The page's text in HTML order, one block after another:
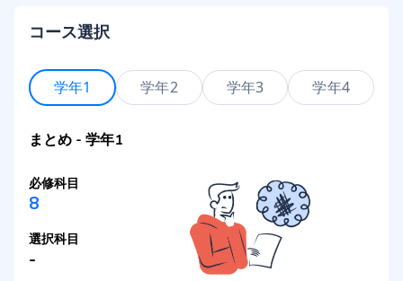
コース選択
学年1 学年2 学年3 学年4
まとめ - 学年1
必修科目
8
選択科目
-